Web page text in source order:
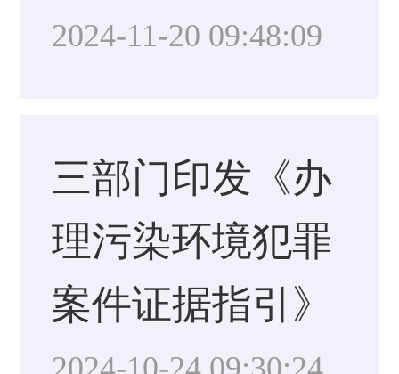
2024-11-20 09:48:09
三部门印发《办
理污染环境犯罪
案件证据指引》